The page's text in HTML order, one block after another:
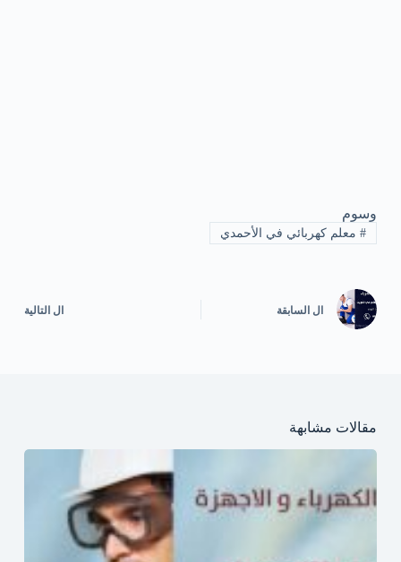
وسوم
#معلم كهربائي في الأحمدي
ال السابقة ال التالية
مقالات مشابهة